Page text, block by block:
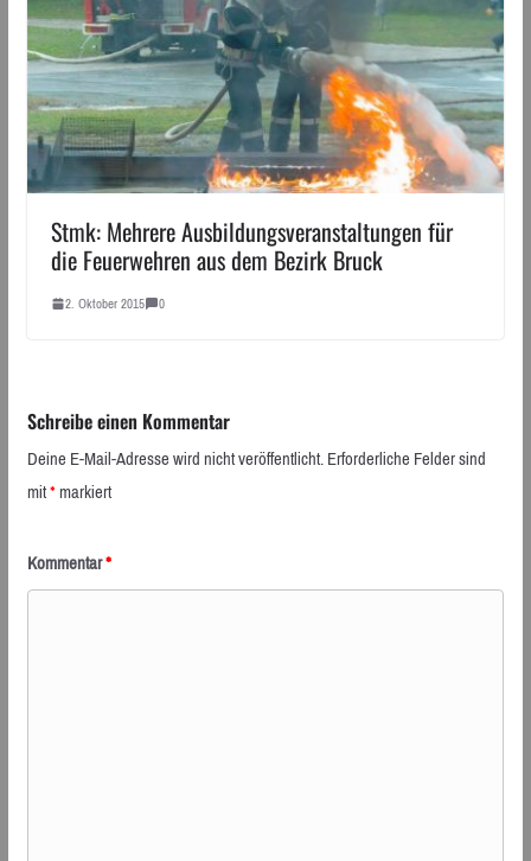
Stmk: Mehrere Ausbildungsveranstaltungen für
die Feuerwehren aus dem Bezirk Bruck
2. Oktober 2015 0
Schreibe einen Kommentar
Deine E-Mail-Adresse wird nicht veröffentlicht.Erforderliche Felder sind
mit*markiert
Kommentar*